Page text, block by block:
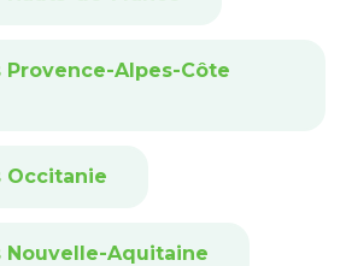
Provence-Alpes-Côte
Occitanie
Nouvelle-Aquitaine